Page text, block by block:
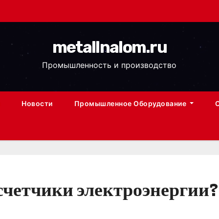
metallnalom.ru
Промышленность и производство
Новости Промышленное Оборудование
электроэнергии?